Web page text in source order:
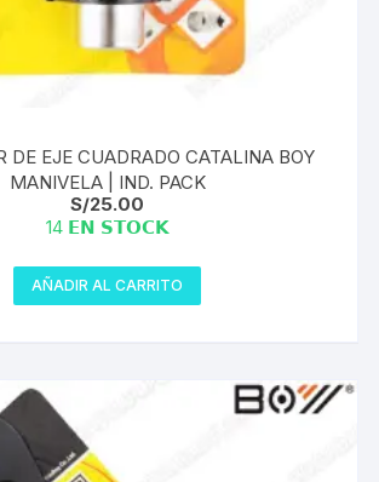
DE EJE CUADRADO CATALINA BOY
MANIVELA | IND. PACK
S/25.00
14 𝗘𝗡 𝗦𝗧𝗢𝗖𝗞
AÑADIR AL CARRITO